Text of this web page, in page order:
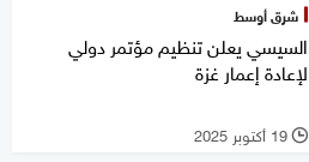
شرق أوسط
السيسي يعلن تنظيم مؤتمر دولي
لإعادة إعمار غزة
l 19 أكتوبر 2025